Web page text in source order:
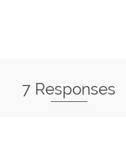
7 Responses